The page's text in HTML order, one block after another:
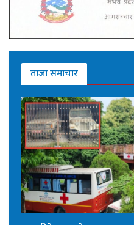
ताजा समाचार